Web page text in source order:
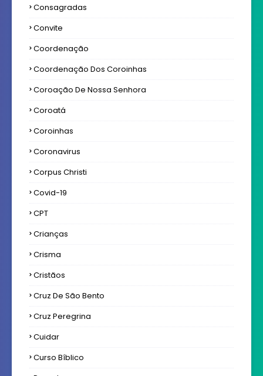
Consagradas
Convite
Coordenação
Coordenação Dos Coroinhas
Coroação De Nossa Senhora
Coroatá
Coroinhas
Coronavirus
Corpus Christi
Covid-19
CPT
Crianças
Crisma
Cristãos
Cruz De São Bento
Cruz Peregrina
Cuidar
Curso Bíblico